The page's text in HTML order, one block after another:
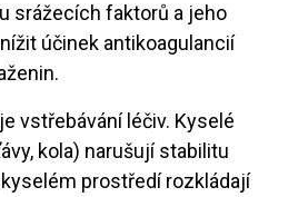
srážecích faktorů a jeho
účinek antikoagulancií
vstřebávání léčiv. Kyselé
kola) narušují stabilitu
prostředí rozkládají